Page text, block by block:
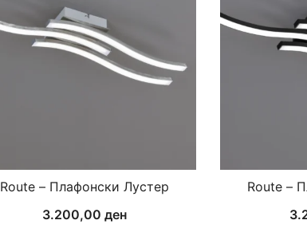
Route – Плафонски Лустер
3.200,00ден
Route –